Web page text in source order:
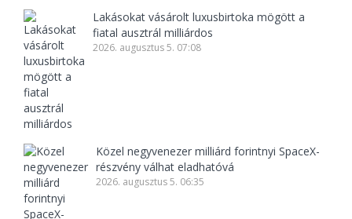
Lakásokat vásárolt luxusbirtoka mögött a
fiatal ausztrál milliárdos
2026. augusztus 5. 07:08
Közel negyvenezer milliárd forintnyi SpaceX-
részvény válhat eladhatóvá
2026. augusztus 5. 06:35